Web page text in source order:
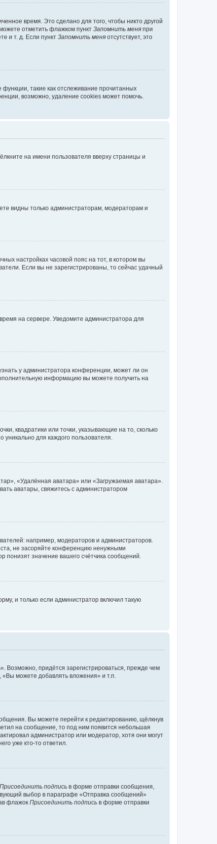
время. Это сделано для того, чтобы никто другой
отметить флажком пункт Запомнить меня при
и т. д. Если пункт Запомнить меня отсутствует, это
такие как отслеживание прочитанных
возможно, удаление cookies может помочь.
на имени пользователя вверху страницы и
видны только администраторам, модераторам и
настройках часовой пояс на тот, в котором вы
Если вы не зарегистрированы, то сейчас удачный
на сервере. Уведомите администратора для
у администратора конференции, может ли он
информацию вы можете получить на
квадратики или точки, указывающие на то, сколько
для каждого пользователя.
«Удалённая аватара» или «Загружаемая аватара».
аватары, свяжитесь с администратором
например, модераторов и администраторов.
не засоряйте конференцию ненужными
значение вашего счётчика сообщений.
и только если администратор включил такую
придётся зарегистрироваться, прежде чем
можете добавлять вложения» и т.п.
Вы можете перейти к редактированию, щёлкнув
на сообщение, то под ним появится небольшая
администратор или модератор, хотя они могут
уже кто-то ответил.
Присоединить подпись в форме отправки сообщения,
выбор в параграфе «Отправка сообщений»
флажок Присоединить подпись в форме отправки